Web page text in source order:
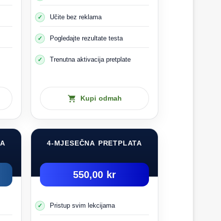
kroz imitaciju
i pogrešnu odluku
jer će se to negativno odraziti na vas
zaboravite na to
iskustvu
da će vam u nekom trenutku zatrebati.
Učite bez reklama
Pogledajte rezultate testa
Trenutna aktivacija pretplate
Kupi odmah
4-MJESEČNA PRETPLATA
550,00 kr
Pristup svim lekcijama